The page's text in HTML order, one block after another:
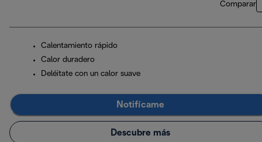
Comparar
Calentamiento rápido
Calor duradero
Deléitate con un calor suave
Notifícame
Descubre más